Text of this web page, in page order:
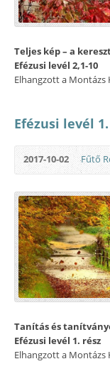
Teljes kép – a
Efézusi levél 2,1-10
Elhangzott a Montázs
Efézusi levél
2017-10-02 Fűtő
Tanítás és
Efézusi levél 1. rész
Elhangzott a Montázs